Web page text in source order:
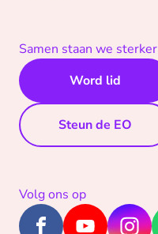
Samen staan we sterker
Word lid
Steun de EO
Volg ons op